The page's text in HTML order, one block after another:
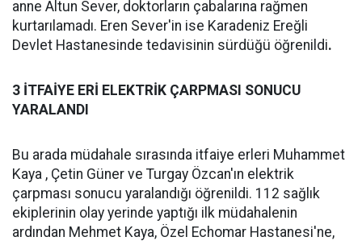
anne Altun Sever, doktorların çabalarına rağmen
kurtarılamadı. Eren Sever'in ise Karadeniz Ereğli
Devlet Hastanesinde tedavisinin sürdüğü öğrenildi.
3 İTFAİYE ERİ ELEKTRİK ÇARPMASI SONUCU
YARALANDI
Bu arada müdahale sırasında itfaiye erleri Muhammet
Kaya , Çetin Güner ve Turgay Özcan'ın elektrik
çarpması sonucu yaralandığı öğrenildi. 112 sağlık
ekiplerinin olay yerinde yaptığı ilk müdahalenin
ardından Mehmet Kaya, Özel Echomar Hastanesi'ne,